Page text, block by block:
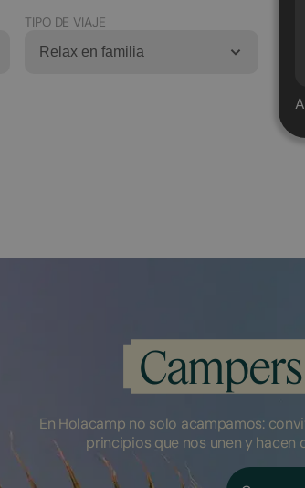
TIPO DE VIAJE
Relax en familia
En Holacamp no solo acampamos:
principios que nos unen y